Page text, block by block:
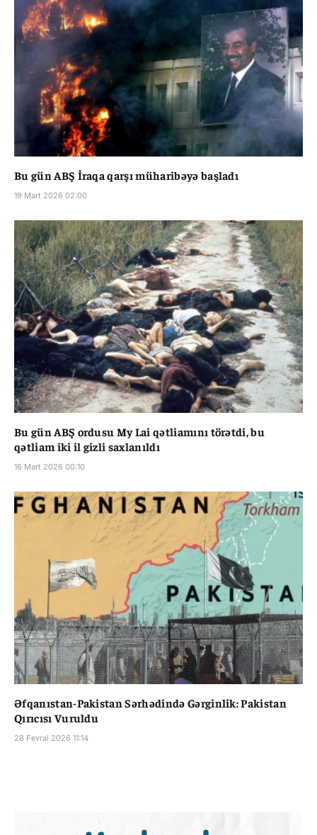
Bu gün ABŞ İraqa qarşı müharibəyə başladı
19 Mart 2026 02:00
Bu gün ABŞ ordusu My Lai qətliamını törətdi, bu
qətliam iki il gizli saxlanıldı
16 Mart 2026 00:10
Əfqanıstan-Pakistan Sərhədində Gərginlik: Pakistan
Qırıcısı Vuruldu
28 Fevral 2026 11:14